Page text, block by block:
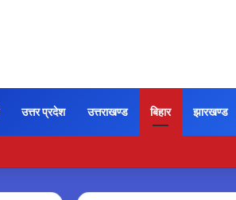
उत्तर प्रदेश उत्तराखण्ड बिहार झारखण्ड